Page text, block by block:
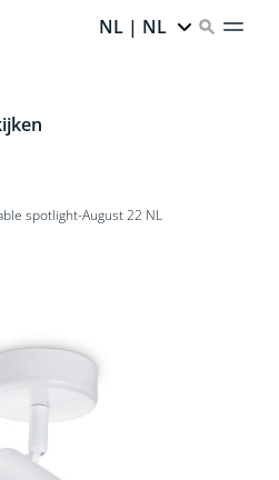
NL | NL
spotlight-August 22 NL